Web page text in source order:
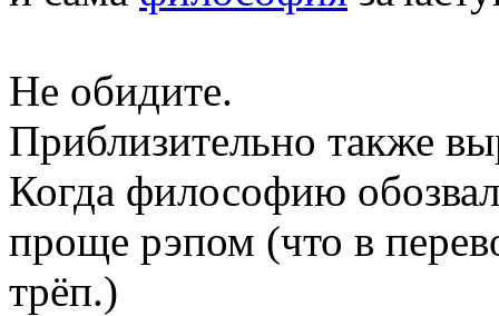
Не обидите.
Приблизительно также
Когда философию
проще рэпом (что в
трёп.)